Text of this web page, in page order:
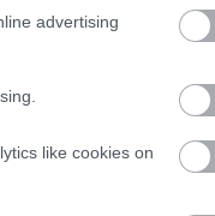
advertising
like cookies on
fontos ez